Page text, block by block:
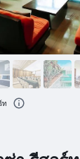
ท